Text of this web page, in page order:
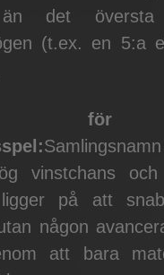
än det
(t.ex. en 5:a
för
vinstchans
på att
någon
att bara